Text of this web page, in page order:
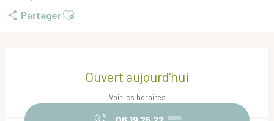
PartagerAjouter aux favoris
Ouvert aujourd'hui
Voir les horaires